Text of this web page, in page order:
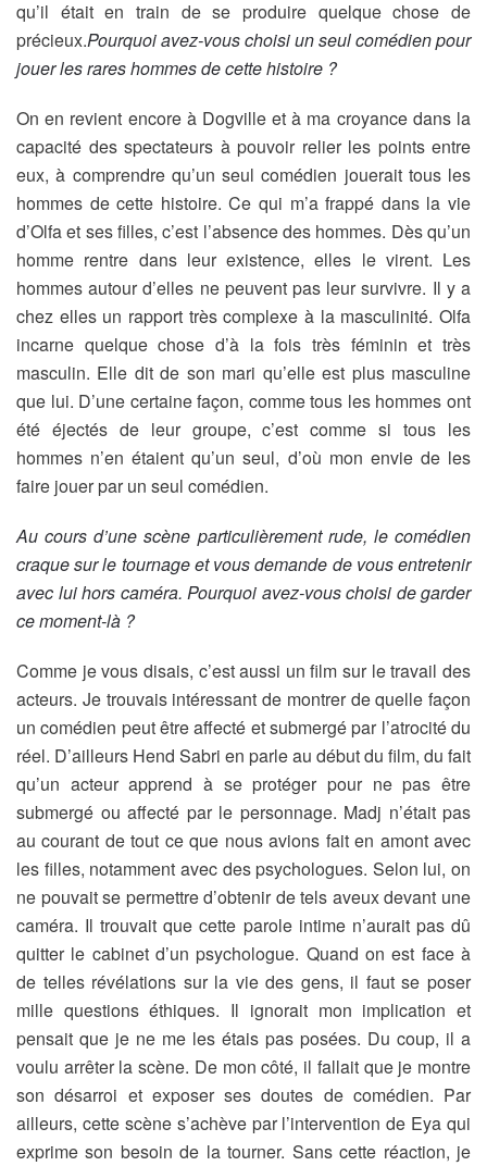
qu’il était en train de se produire quelque chose de
précieux.Pourquoi avez-vous choisi un seul comédien pour
jouer les rares hommes de cette histoire ?
On en revient encore à Dogville et à ma croyance dans la
capacité des spectateurs à pouvoir relier les points entre
eux, à comprendre qu’un seul comédien jouerait tous les
hommes de cette histoire. Ce qui m’a frappé dans la vie
d’Olfa et ses filles, c’est l’absence des hommes. Dès qu’un
homme rentre dans leur existence, elles le virent. Les
hommes autour d’elles ne peuvent pas leur survivre. Il y a
chez elles un rapport très complexe à la masculinité. Olfa
incarne quelque chose d’à la fois très féminin et très
masculin. Elle dit de son mari qu’elle est plus masculine
que lui. D’une certaine façon, comme tous les hommes ont
été éjectés de leur groupe, c’est comme si tous les
hommes n’en étaient qu’un seul, d’où mon envie de les
faire jouer par un seul comédien.
Au cours d’une scène particulièrement rude, le comédien
craque sur le tournage et vous demande de vous entretenir
avec lui hors caméra. Pourquoi avez-vous choisi de garder
ce moment-là ?
Comme je vous disais, c’est aussi un film sur le travail des
acteurs. Je trouvais intéressant de montrer de quelle façon
un comédien peut être affecté et submergé par l’atrocité du
réel. D’ailleurs Hend Sabri en parle au début du film, du fait
qu’un acteur apprend à se protéger pour ne pas être
submergé ou affecté par le personnage. Madj n’était pas
au courant de tout ce que nous avions fait en amont avec
les filles, notamment avec des psychologues. Selon lui, on
ne pouvait se permettre d’obtenir de tels aveux devant une
caméra. Il trouvait que cette parole intime n’aurait pas dû
quitter le cabinet d’un psychologue. Quand on est face à
de telles révélations sur la vie des gens, il faut se poser
mille questions éthiques. Il ignorait mon implication et
pensait que je ne me les étais pas posées. Du coup, il a
voulu arrêter la scène. De mon côté, il fallait que je montre
son désarroi et exposer ses doutes de comédien. Par
ailleurs, cette scène s’achève par l’intervention de Eya qui
exprime son besoin de la tourner. Sans cette réaction, je